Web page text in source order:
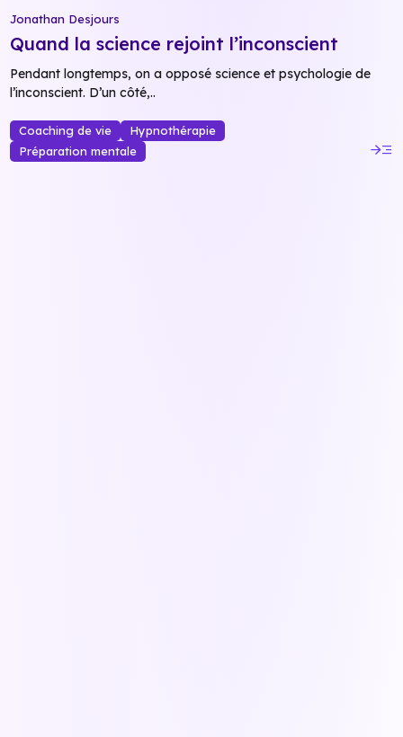
Jonathan Desjours
Quand la science rejoint l’inconscient
Pendant longtemps, on a opposé science et psychologie de
l’inconscient. D’un côté,..
Coaching de vie
Hypnothérapie
Préparation mentale
read_more